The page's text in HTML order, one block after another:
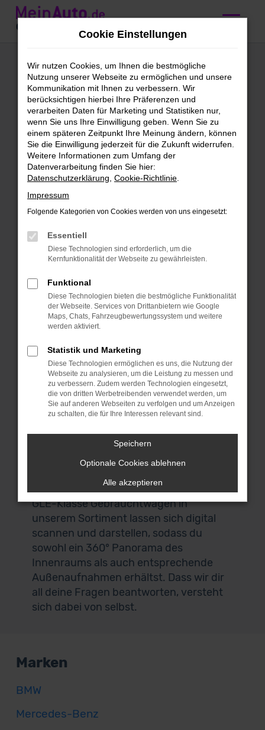
Zum
Hauptinhalt
Mercedes-Benz
GLE-Klasse
Gebrauchtwagen
kaufen mit
Lieferservice nach
Mannheim
Mercedes-Benz GLE-Klasse
Gebrauchtwagen – direkt zu dir
nach Mannheim
dieser Gelegenheit kannst du dich gleich
bei unseren Mercedes-Benz GLE-Klasse
Gebrauchtwagen umsehen und das
passende Fahrzeug für dich finden.
Umgebung kommst, laden wir dich
herzlich zu uns nach Garching ein. Das
liegt bei München und ist über die
Autobahn perfekt zu erreichen. Keine
Zeit? Keine Lust? Kein Problem! Wir
Mannheim und auf Wunsch vor deine
Haustür. Auch für den Autokauf
nicht zu verlassen. Alle Mercedes-Benz
GLE-Klasse Gebrauchtwagen in
unserem Sortiment lassen sich digital
scannen und darstellen, sodass du
sowohl ein 360° Panorama des
Innenraums als auch entsprechende
Außenaufnahmen erhältst. Dass wir dir
all deine Fragen beantworten, versteht
sich dabei von selbst.
Marken
BMW
Mercedes-Benz
Cookie Einstellungen
Wir nutzen Cookies, um Ihnen die bestmögliche
Nutzung unserer Webseite zu ermöglichen und unsere
Kommunikation mit Ihnen zu verbessern. Wir
berücksichtigen hierbei Ihre Präferenzen und
verarbeiten Daten für Marketing und Statistiken nur,
wenn Sie uns Ihre Einwilligung geben. Wenn Sie zu
einem späteren Zeitpunkt Ihre Meinung ändern, können
Sie die Einwilligung jederzeit für die Zukunft widerrufen.
Weitere Informationen zum Umfang der
Datenverarbeitung finden Sie hier:
Datenschutzerklärung Cookie-Richtlinie
Impressum
Folgende Kategorien von Cookies werden von uns eingesetzt:
Essentiell
Diese Technologien sind erforderlich, um die
Kernfunktionalität der Webseite zu gewährleisten.
Funktional
Diese Technologien bieten die bestmögliche Funktionalität
der Webseite. Services von Drittanbietern wie Google
Maps, Chats, Fahrzeugbewertungssystem und weitere
werden aktiviert.
Statistik und Marketing
Diese Technologien ermöglichen es uns, die Nutzung der
Webseite zu analysieren, um die Leistung zu messen und
zu verbessern. Zudem werden Technologien eingesetzt,
die von dritten Werbetreibenden verwendet werden, um
Sie auf anderen Webseiten zu verfolgen und um Anzeigen
zu schalten, die für Ihre Interessen relevant sind.
Speichern
Optionale Cookies ablehnen
Alle akzeptieren